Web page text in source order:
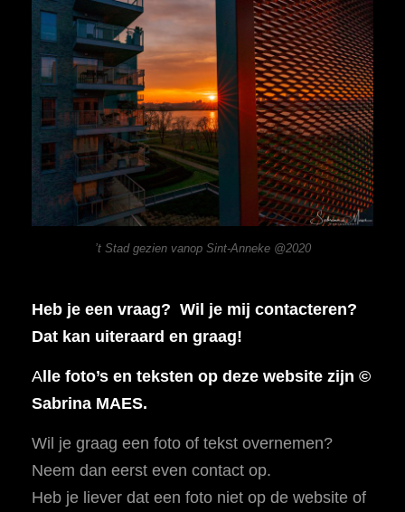
’t Stad gezien vanop Sint-Anneke @2020
Heb je een vraag? Wil je mij contacteren?
Dat kan uiteraard en graag!
Alle foto’s en teksten op deze website zijn ©
Sabrina MAES.
Wil je graag een foto of tekst overnemen?
Neem dan eerst even contact op.
Heb je liever dat een foto niet op de website of